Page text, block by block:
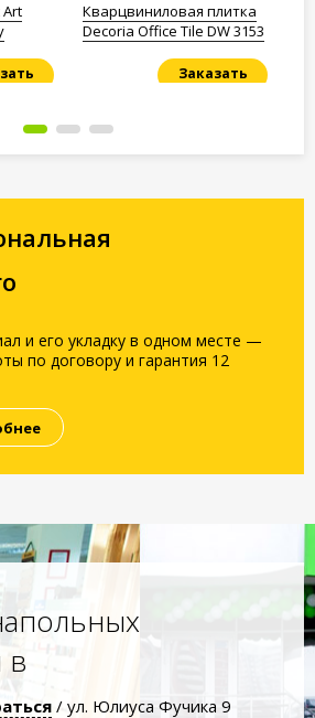
Кварцвиниловая плитка
Decoria Office Tile DW 3153
Заказать
и его укладку в одном месте —
по договору и гарантия 12
в
/ ул. Юлиуса Фучика 9